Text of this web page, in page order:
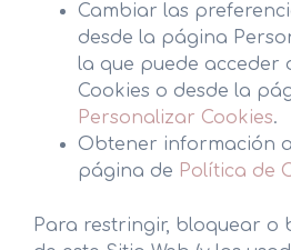
Cambiar las
desde la página
la que puede acceder
Cookies o desde la
Personalizar Cookies.
Obtener información
página de Política de
Para restringir, bloquear o